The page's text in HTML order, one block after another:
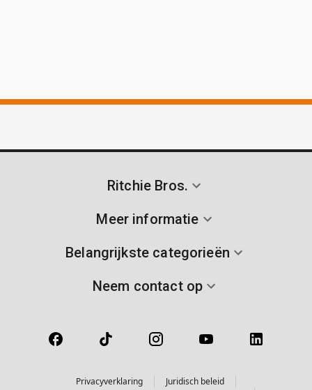
Ritchie Bros.
Meer informatie
Belangrijkste categorieën
Neem contact op
Privacyverklaring
Juridisch beleid